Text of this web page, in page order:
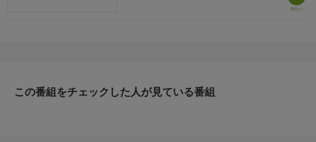
この番組をチェックした人が見ている番組